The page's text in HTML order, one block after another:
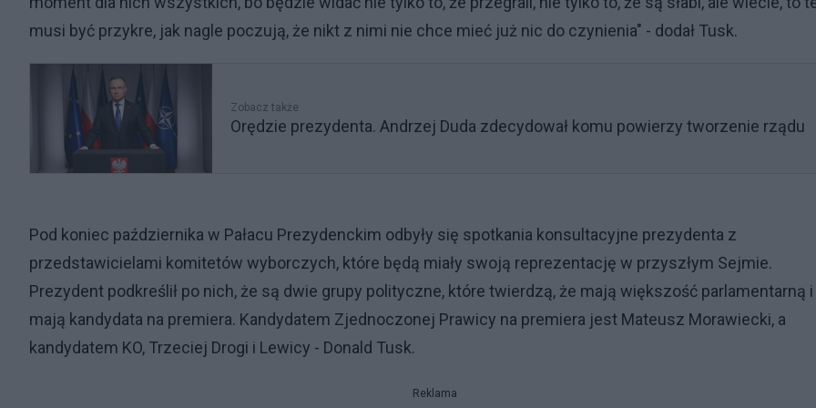
musi być przykre, jak nagle poczują, że nikt z nimi nie chce mieć już nic do czynienia" - dodał Tusk.
Zobacz także
Orędzie prezydenta. Andrzej Duda zdecydował komu powierzy tworzenie rządu
Pod koniec października w Pałacu Prezydenckim odbyły się spotkania konsultacyjne prezydenta z
przedstawicielami komitetów wyborczych, które będą miały swoją reprezentację w przyszłym Sejmie.
Prezydent podkreślił po nich, że są dwie grupy polityczne, które twierdzą, że mają większość parlamentarną i
mają kandydata na premiera. Kandydatem Zjednoczonej Prawicy na premiera jest Mateusz Morawiecki, a
kandydatem KO, Trzeciej Drogi i Lewicy - Donald Tusk.
Reklama